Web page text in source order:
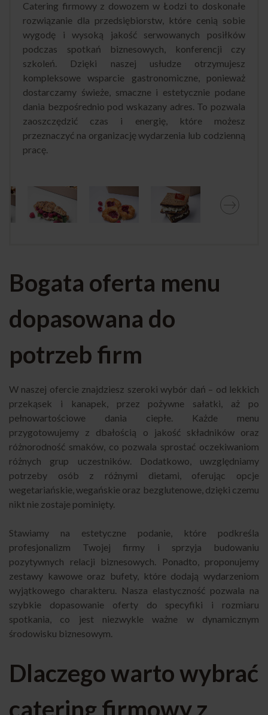
Catering firmowy z dowozem w Łodzi to doskonałe
rozwiązanie dla przedsiębiorstw, które cenią sobie
wygodę i wysoką jakość serwowanych posiłków
podczas spotkań biznesowych, konferencji czy
szkoleń. Dzięki naszej usłudze otrzymujesz
kompleksowe wsparcie gastronomiczne, ponieważ
dostarczamy świeże, smaczne i estetycznie podane
dania bezpośrednio pod wskazany adres. To pozwala
zaoszczędzić czas i energię, które możesz
przeznaczyć na organizację wydarzenia lub codzienną
pracę.
Bogata oferta menu
dopasowana do
potrzeb firm
W naszej ofercie znajdziesz szeroki wybór dań – od lekkich
przekąsek i kanapek, przez pożywne sałatki, aż po
pełnowartościowe dania ciepłe. Każde menu
przygotowujemy z dbałością o jakość składników oraz
różnorodność smaków, co pozwala sprostać oczekiwaniom
różnych grup uczestników. Dodatkowo, uwzględniamy
potrzeby osób z różnymi dietami, oferując opcje
wegetariańskie, wegańskie oraz bezglutenowe, dzięki czemu
nikt nie zostaje pominięty.
Stawiamy na estetyczne podanie, które podkreśla
profesjonalizm Twojej firmy i sprzyja budowaniu
pozytywnych relacji biznesowych. Ponadto, proponujemy
zestawy kawowe oraz bufety, które dodają wydarzeniom
wyjątkowego charakteru. Nasza elastyczność pozwala na
szybkie dopasowanie oferty do specyfiki i rozmiaru
spotkania, co jest niezwykle ważne w dynamicznym
środowisku biznesowym.
Dlaczego warto wybrać
catering firmowy z